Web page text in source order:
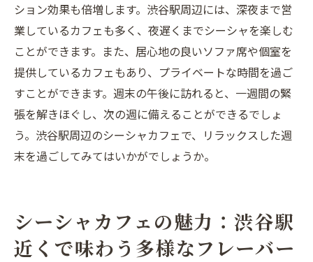
ション効果も倍増します。渋谷駅周辺には、深夜まで営
業しているカフェも多く、夜遅くまでシーシャを楽しむ
ことができます。また、居心地の良いソファ席や個室を
提供しているカフェもあり、プライベートな時間を過ご
すことができます。週末の午後に訪れると、一週間の緊
張を解きほぐし、次の週に備えることができるでしょ
う。渋谷駅周辺のシーシャカフェで、リラックスした週
末を過ごしてみてはいかがでしょうか。
シーシャカフェの魅力：渋谷駅
近くで味わう多様なフレーバー